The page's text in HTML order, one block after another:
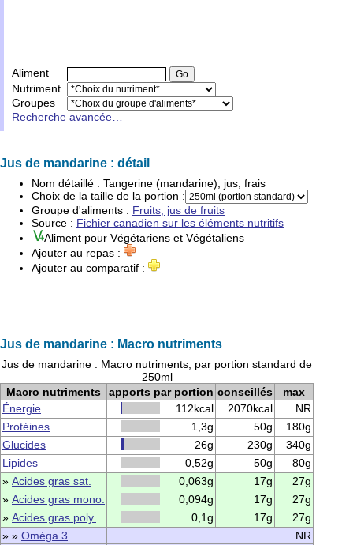
Aliment
Nutriment
Groupes
Recherche avancée…
Jus de mandarine : détail
Nom détaillé : Tangerine (mandarine), jus, frais
Choix de la taille de la portion :
Groupe d'aliments : Fruits, jus de fruits
Source : Fichier canadien sur les éléments nutritifs
Aliment pour Végétariens et Végétaliens
Ajouter au repas :
Ajouter au comparatif :
Jus de mandarine : Macro nutriments
Jus de mandarine : Macro nutriments, par portion standard de
250ml
Macro nutriments
apports par portion conseillés
max
Énergie
112kcal 2070kcal
NR
Protéines
1,3g 50g
180g
Glucides
26g 230g
340g
Lipides
0,52g 50g
80g
» Acides gras sat. 0,063g 17g
27g
» Acides gras mono. 0,094g 17g
27g
» Acides gras poly. 0,1g 17g
27g
» » Oméga 3
NR